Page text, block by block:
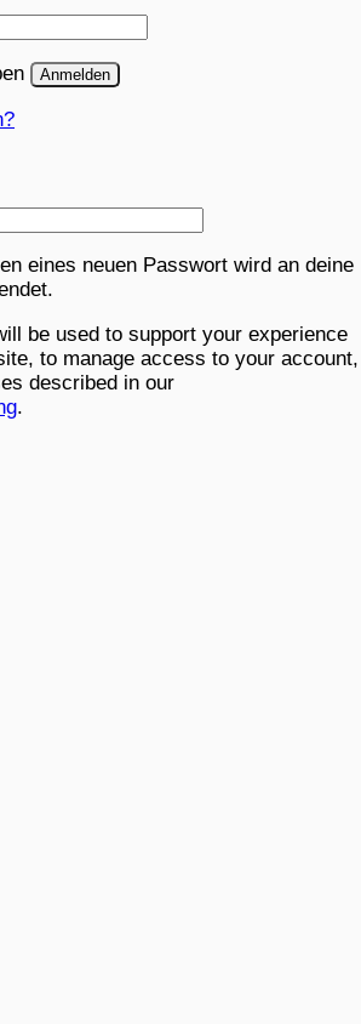
Anmelden
eines neuen Passwort wird an deine
be used to support your experience
to manage access to your account,
described in our
.